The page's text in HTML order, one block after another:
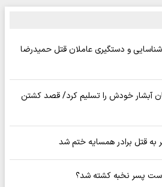
و دستگیری عاملان قتل حمیدرضا
در بوستان آبشار خودش را تسلیم کرد/ قصد کشتن
به قتل برادر همسایه ختم شد
دست پسر نخبه کشته شد؟